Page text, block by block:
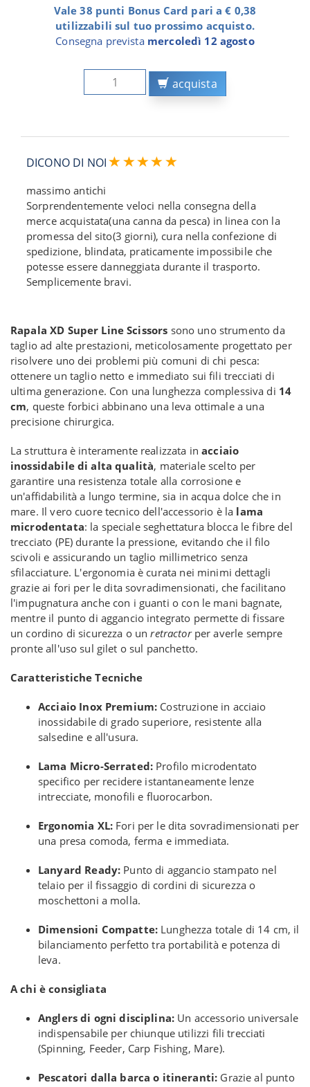
Vale 38 punti Bonus Card pari a € 0,38
utilizzabili sul tuo prossimo acquisto.
Consegna prevista mercoledì 12 agosto
acquista
DICONO DI NOI
massimo antichi
Sorprendentemente veloci nella consegna della
merce acquistata(una canna da pesca) in linea con la
promessa del sito(3 giorni), cura nella confezione di
spedizione, blindata, praticamente impossibile che
potesse essere danneggiata durante il trasporto.
Semplicemente bravi.
Rapala XD Super Line Scissors sono uno strumento da
taglio ad alte prestazioni, meticolosamente progettato per
risolvere uno dei problemi più comuni di chi pesca:
ottenere un taglio netto e immediato sui fili trecciati di
ultima generazione. Con una lunghezza complessiva di 14
cm, queste forbici abbinano una leva ottimale a una
precisione chirurgica.
La struttura è interamente realizzata inacciaio
inossidabile di alta qualità, materiale scelto per
garantire una resistenza totale alla corrosione e
un'affidabilità a lungo termine, sia in acqua dolce che in
mare. Il vero cuore tecnico dell'accessorio è la lama
microdentata: la speciale seghettatura blocca le fibre del
trecciato (PE) durante la pressione, evitando che il filo
scivoli e assicurando un taglio millimetrico senza
sfilacciature. L'ergonomia è curata nei minimi dettagli
grazie ai fori per le dita sovradimensionati, che facilitano
l'impugnatura anche con i guanti o con le mani bagnate,
mentre il punto di aggancio integrato permette di fissare
un cordino di sicurezza o unretractorper averle sempre
pronte all'uso sul gilet o sul panchetto.
Caratteristiche Tecniche
Acciaio Inox Premium: Costruzione in acciaio
inossidabile di grado superiore, resistente alla
salsedine e all'usura.
Lama Micro-Serrated: Profilo microdentato
specifico per recidere istantaneamente lenze
intrecciate, monofili e fluorocarbon.
Ergonomia XL:Fori per le dita sovradimensionati per
una presa comoda, ferma e immediata.
Lanyard Ready: Punto di aggancio stampato nel
telaio per il fissaggio di cordini di sicurezza o
moschettoni a molla.
Dimensioni Compatte: Lunghezza totale di 14 cm, il
bilanciamento perfetto tra portabilità e potenza di
leva.
A chi è consigliata
Anglers di ogni disciplina: Un accessorio universale
indispensabile per chiunque utilizzi fili trecciati
(Spinning, Feeder, Carp Fishing, Mare).
Pescatori dalla barca o itineranti: Grazie al punto